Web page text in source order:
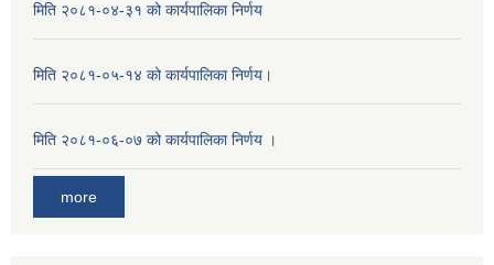
मिति २०८१-०४-३१ को कार्यपालिका निर्णय
मिति २०८१-०५-१४ को कार्यपालिका निर्णय।
मिति २०८१-०६-०७ को कार्यपालिका निर्णय ।
more